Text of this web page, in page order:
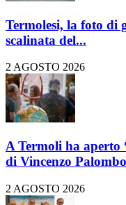
Termolesi, la foto di
scalinata del...
2 AGOSTO 2026
A Termoli ha aperto
di Vincenzo Palombo
2 AGOSTO 2026